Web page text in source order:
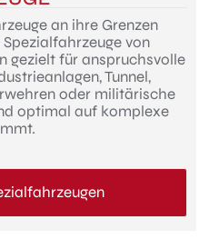
an ihre Grenzen
von
gezielt für anspruchsvolle
Tunnel,
oder militärische
optimal auf komplexe